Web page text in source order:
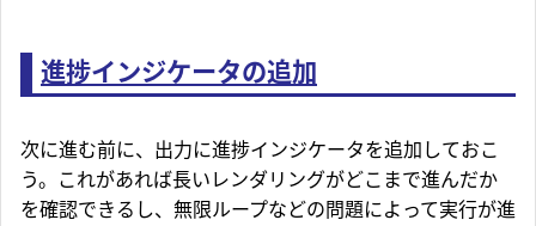
進捗インジケータの追加
次に進む前に、出力に進捗インジケータを追加しておこ
う。これがあれば長いレンダリングがどこまで進んだか
を確認できるし、無限ループなどの問題によって実行が進